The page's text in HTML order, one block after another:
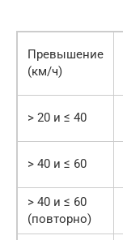
Превышение
(км/ч)
> 20 и ≤ 40
> 40 и ≤ 60
> 40 и ≤ 60
(повторно)